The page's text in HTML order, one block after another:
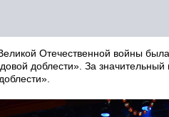
Отечественной войны
доблести». За